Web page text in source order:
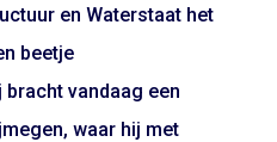
en Waterstaat het
beetje
vandaag een
waar hij met